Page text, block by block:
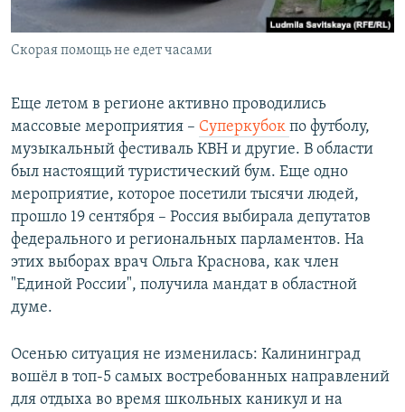
Скорая помощь не едет часами
Еще летом в регионе активно проводились
массовые мероприятия – Суперкубок по футболу,
музыкальный фестиваль КВН и другие. В области
был настоящий туристический бум. Еще одно
мероприятие, которое посетили тысячи людей,
прошло 19 сентября – Россия выбирала депутатов
федерального и региональных парламентов. На
этих выборах врач Ольга Краснова, как член
"Единой России", получила мандат в областной
думе.
Осенью ситуация не изменилась: Калининград
вошёл в топ-5 самых востребованных направлений
для отдыха во время школьных каникул и на